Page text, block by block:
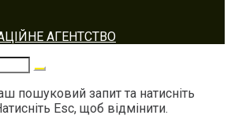
АГЕНТСТВО
пошуковий запит та натисніть
Esc, щоб відмінити.